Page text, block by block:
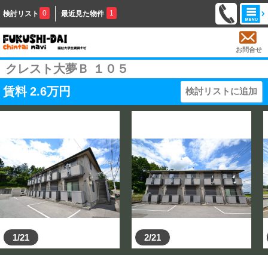
検討リスト 0 最近見た物件 1
お問合せ
クレスト大夢Ｂ １０５
賃料 2.6万円 検討リストに追加
1/21 2/21